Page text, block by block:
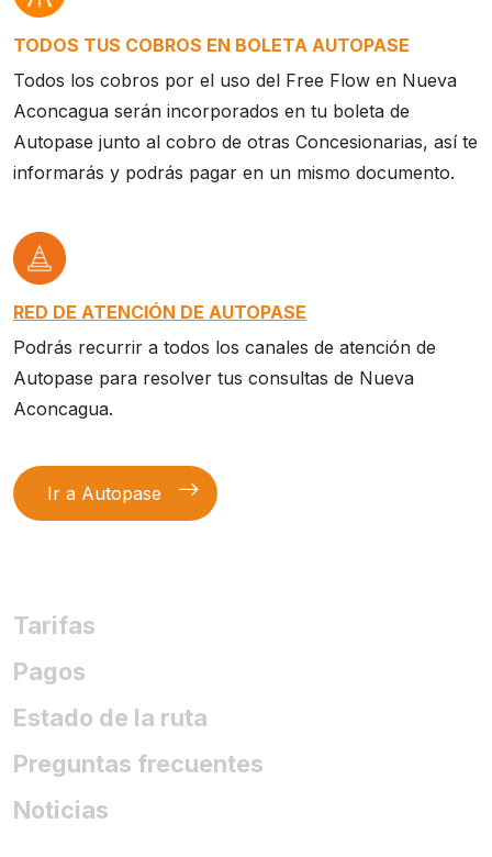
TODOS TUS COBROS EN BOLETA AUTOPASE
Todos los cobros por el uso del Free Flow en Nueva
Aconcagua serán incorporados en tu boleta de
Autopase junto al cobro de otras Concesionarias, así te
informarás y podrás pagar en un mismo documento.
RED DE ATENCIÓN DE AUTOPASE
Podrás recurrir a todos los canales de atención de
Autopase para resolver tus consultas de Nueva
Aconcagua.
Ir a Autopase
Tarifas
Pagos
Estado de la ruta
Preguntas frecuentes
Noticias